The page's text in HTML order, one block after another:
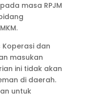
masa RPJM
Koperasi dan
masukan
ini tidak akan
di daerah.
untuk